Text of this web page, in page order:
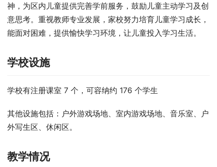
神，为区内儿童提供完善学前服务，鼓励儿童主动学习及创
意思考。重视教师专业发展，家校努力培育儿童学习成长，
能面对困难，提供愉快学习环境，让儿童投入学习生活。
学校设施
学校有注册课室 7 个，可容纳约 176 个学生
其他设施包括：户外游戏场地、室内游戏场地、音乐室、户
外写生区、休闲区。
教学情况